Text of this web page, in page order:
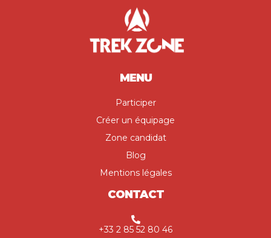
MENU
Participer
Créer un équipage
Zone candidat
Blog
Mentions légales
CONTACT
+33 2 85 52 80 46